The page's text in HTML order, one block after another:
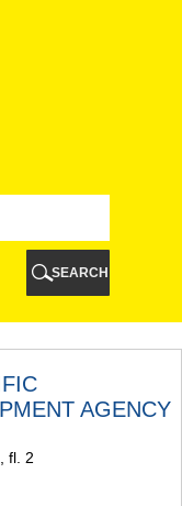
SEARCH
AGENCY
fl. 2